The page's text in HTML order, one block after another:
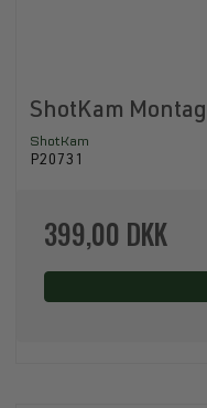
ShotKam
ShotKam
P20731
399,00 DKK